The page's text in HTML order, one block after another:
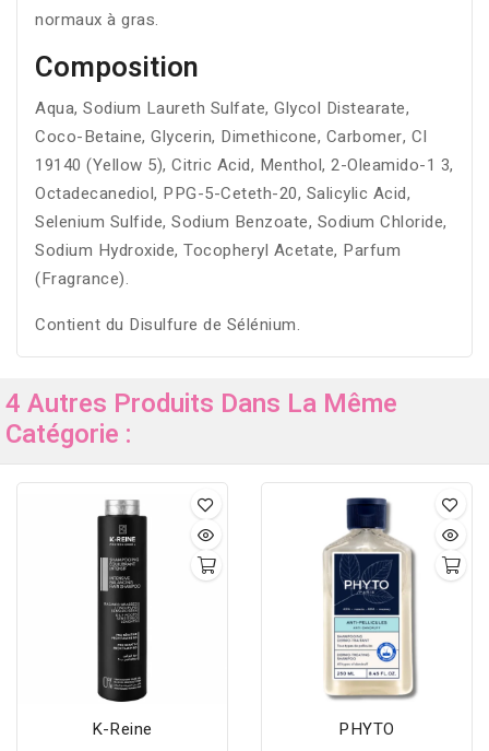
normaux à gras.
Composition
Aqua, Sodium Laureth Sulfate, Glycol Distearate,
Coco-Betaine, Glycerin, Dimethicone, Carbomer, CI
19140 (Yellow 5), Citric Acid, Menthol, 2-Oleamido-1 3,
Octadecanediol, PPG-5-Ceteth-20, Salicylic Acid,
Selenium Sulfide, Sodium Benzoate, Sodium Chloride,
Sodium Hydroxide, Tocopheryl Acetate, Parfum
(Fragrance).
Contient du Disulfure de Sélénium.
4 Autres Produits Dans La Même
Catégorie :
K-Reine PHYTO